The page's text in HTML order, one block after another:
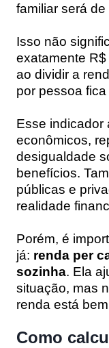
familiar será
Isso não
exatamente
ao dividir a
por pessoa
Esse indicador
econômicos,
desigualdade
benefícios.
públicas e
realidade
Porém, é
já: renda per
sozinha. Ela
situação, mas
renda está
Como